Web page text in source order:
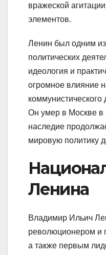
вражеской
элементов.
Ленин был одним
политических
идеология и
огромное влияние
Он умер в Москве в
наследие
мировую политику
Ленина
Владимир Ильич
революционером и
а также первым